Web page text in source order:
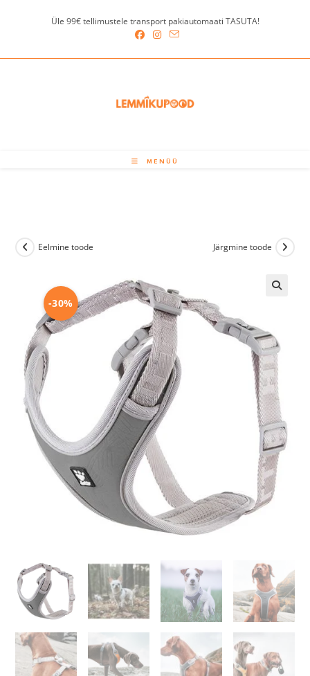
Üle 99€ tellimustele transport pakiautomaati TASUTA!
MENÜÜ
-30%
Eelmine toode Järgmine toode